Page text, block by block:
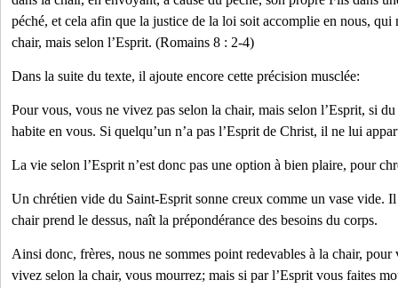
péché, et cela afin que la justice de la loi soit accomplie en nous, qui
chair, mais selon l’Esprit. (Romains 8 : 2-4)
Dans la suite du texte, il ajoute encore cette précision musclée:
Pour vous, vous ne vivez pas selon la chair, mais selon l’Esprit, si
habite en vous. Si quelqu’un n’a pas l’Esprit de Christ, il ne lui
La vie selon l’Esprit n’est donc pas une option à bien plaire, pour
Un chrétien vide du Saint-Esprit sonne creux comme un vase vide.
chair prend le dessus, naît la prépondérance des besoins du corps.
Ainsi donc, frères, nous ne sommes point redevables à la chair,
vivez selon la chair, vous mourrez; mais si par l’Esprit vous faites